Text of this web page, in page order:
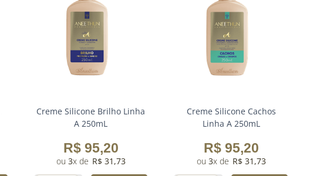
Creme Silicone Brilho Linha
A 250mL
R$ 95,20
3 R$ 31 ,73
Creme Silicone Cachos
Linha A 250mL
R$ 95,20
3 R$ 31 ,73